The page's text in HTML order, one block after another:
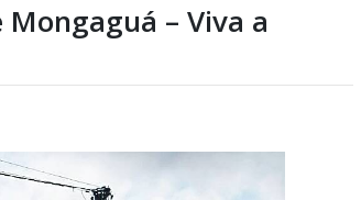
Mongaguá – Viva a